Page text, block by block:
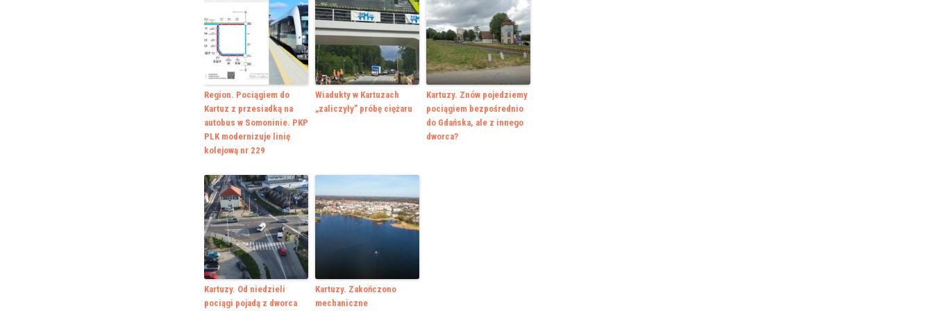
Region. Pociągiem do
Kartuz z przesiadką na
autobus w Somoninie. PKP
PLK modernizuje linię
kolejową nr 229
Wiadukty w Kartuzach
„zaliczyły” próbę ciężaru
Kartuzy. Znów pojedziemy
pociągiem bezpośrednio
do Gdańska, ale z innego
dworca?
Kartuzy. Od niedzieli
pociągi pojadą z dworca
Kartuzy. Zakończono
mechaniczne